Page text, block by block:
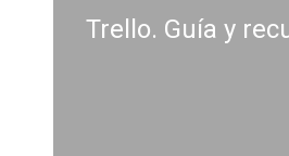
Trello. Guía y